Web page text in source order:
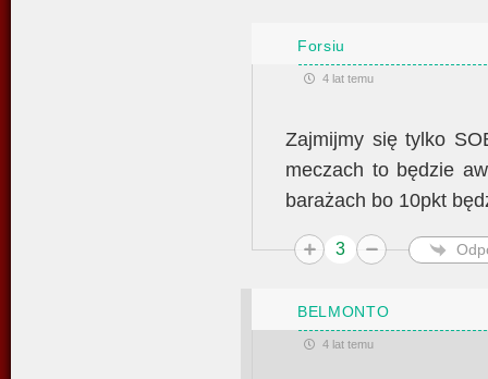
Forsiu
4 lat temu
Zajmijmy się tylko
meczach to będzie
barażach bo 10pkt
3
BELMONTO
4 lat temu